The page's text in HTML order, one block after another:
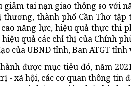
tai nạn giao thông so với
thành phố Cần Thơ
cao năng lực, hiệu quả thực thi
quả các chỉ thị của Chính
của UBND tỉnh, Ban ATGT
được mục tiêu đó, năm
- xã hội, các cơ quan thông tin